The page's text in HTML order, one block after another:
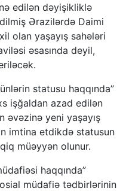
edilən dəyişikliklə
Ərazilərdə Daimi
olan yaşayış sahələri
əsasında deyil,
statusu haqqında”
işğaldan azad edilən
əvəzinə yeni yaşayış
imtina etdikdə statusun
müəyyən olunur.
haqqında”
müdafiə tədbirlərinin